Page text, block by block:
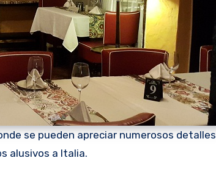
se pueden apreciar numerosos detalles
alusivos a Italia.